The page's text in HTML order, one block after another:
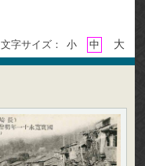
文字サイズ： 小 中 大